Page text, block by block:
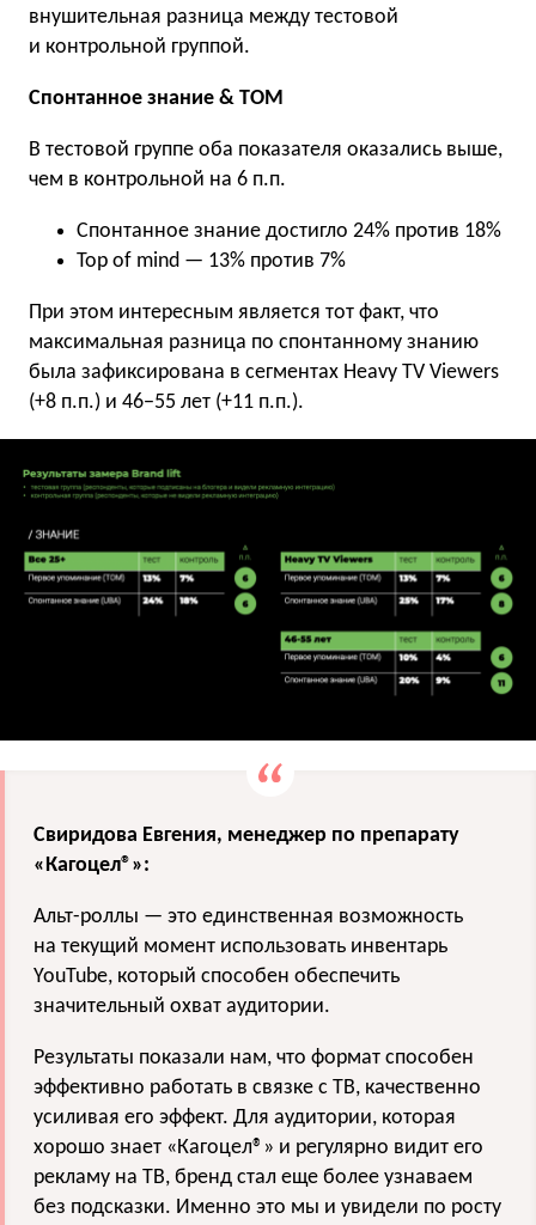
внушительная разница между тестовой
и контрольной группой.
Спонтанное знание & TOM
В тестовой группе оба показателя оказались выше,
чем в контрольной на 6 п.п.
Спонтанное знание достигло 24% против 18%
Top of mind — 13% против 7%
При этом интересным является тот факт, что
максимальная разница по спонтанному знанию
была зафиксирована в сегментах Heavy TV Viewers
(+8 п.п.) и 46−55 лет (+11 п.п.).
Свиридова Евгения, менеджер по препарату
«Кагоцел®»:
Альт-роллы — это единственная возможность
на текущий момент использовать инвентарь
YouTube, который способен обеспечить
значительный охват аудитории.
Результаты показали нам, что формат способен
эффективно работать в связке с ТВ, качественно
усиливая его эффект. Для аудитории, которая
хорошо знает «Кагоцел®» и регулярно видит его
рекламу на ТВ, бренд стал еще более узнаваем
без подсказки. Именно это мы и увидели по росту